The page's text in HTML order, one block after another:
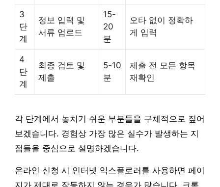
3
단
계
정보 입력 및
서류 업로드
15-
20
분
오타 없이 정확하
게 입력
4
단
계
최종 검토 및
제출
5-10
분
제출 전 모든 항목
재확인
각 단계에서 놓치기 쉬운 부분들을 구체적으로 짚어
보겠습니다. 경험상 가장 많은 실수가 발생하는 지
점들을 중심으로 설명하겠습니다.
온라인 신청 시 인터넷 익스플로러를 사용하면 페이